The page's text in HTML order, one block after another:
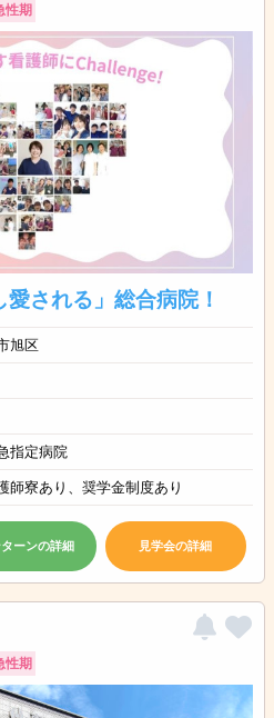
性期
される」総合病院！
旭区
指定病院
師寮あり、奨学金制度あり
ーンの詳細 見学会の詳細
性期